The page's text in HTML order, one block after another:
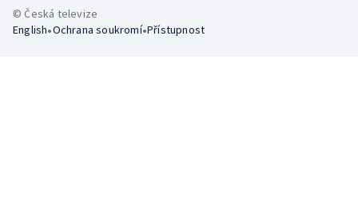
© Česká televize
English•Ochrana soukromí•Přístupnost